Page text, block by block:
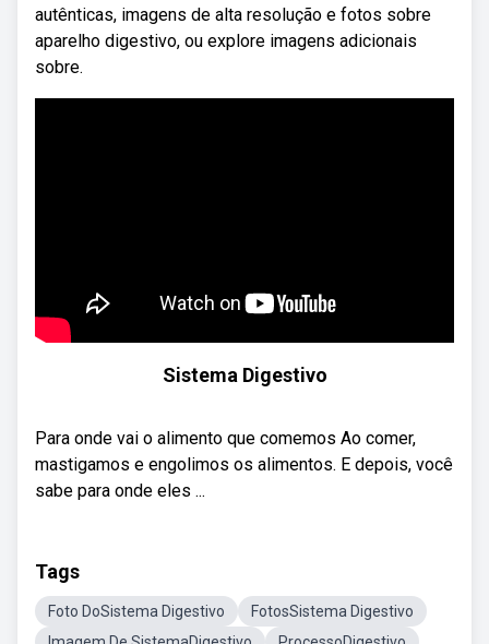
autênticas, imagens de alta resolução e fotos sobre
aparelho digestivo, ou explore imagens adicionais
sobre.
Sistema Digestivo
Para onde vai o alimento que comemos Ao comer,
mastigamos e engolimos os alimentos. E depois, você
sabe para onde eles ...
Tags
Foto DoSistema Digestivo
FotosSistema Digestivo